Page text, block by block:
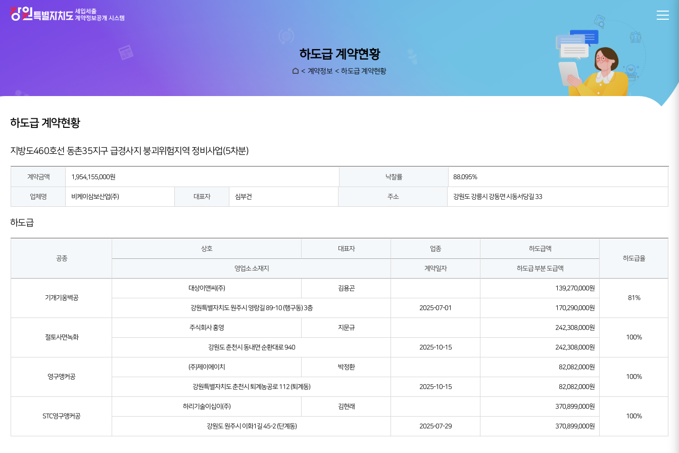
하도급 계약현황
계약정보 하도급 계약현황
하도급 계약현황
지방도460호선 동촌35지구 급경사지 붕괴위험지역 정비사업(5차분)
계약금액 1,954,155,000원 낙찰률 88.095%
업체명 비케이삼보산업(주) 대표자 심부건 주소 강원도 강릉시 강동면 시동서당길 33
하도급
공종
상호 대표자 업종
하도급액
하도급율
영업소 소재지
계약일자 하도급 부분 도급액
기개기옹벽공
대상이앤씨(주) 김용곤
139,270,000원
81%
강원특별자치도 원주시 영랑길 89-10 (행구동) 3층
2025-07-01 170,290,000원
절토사면녹화
주식회사 홍영 지문규
242,308,000원
100%
강원도 춘천시 동내면 순환대로 940
2025-10-15 242,308,000원
영구앵커공
(주)제이에이치 박정환
82,082,000원
100%
강원특별자치도 춘천시 퇴계농공로 112 (퇴계동)
2025-10-15 82,082,000원
STC영구앵커공
하리기술이십이(주) 김현래
370,899,000원
100%
강원도 원주시 이화1길 45-2 (단계동)
2025-07-29 370,899,000원